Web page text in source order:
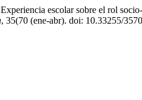
escolar sobre el rol
, 35(70 (ene-abr). doi: 10.33255/